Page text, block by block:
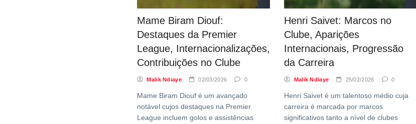
Mame Biram Diouf:
Destaques da Premier
League, Internacionalizações,
Contribuições no Clube
Malik Ndiaye 02/03/2026 0
Mame Biram Diouf é um avançado
notável cujos destaques na Premier
League incluem golos e assistências
Henri Saivet: Marcos no
Clube, Aparições
Internacionais, Progressão
da Carreira
Malik Ndiaye 25/02/2026 0
Henri Saivet é um talentoso médio cuja
carreira é marcada por marcos
significativos tanto a nível de clubes